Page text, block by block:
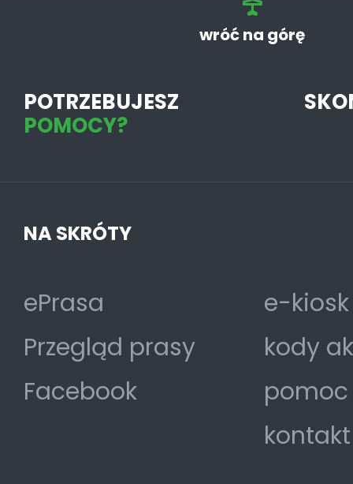
wróć na górę
POTRZEBUJESZ
POMOCY?
NA SKRÓTY
ePrasa
Przegląd prasy
Facebook
e-
kody
pomoc
kontakt